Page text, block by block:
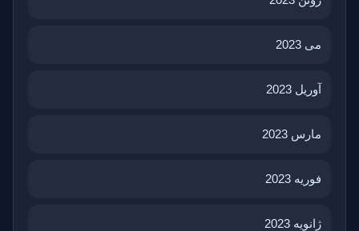
می 2023
آوریل 2023
مارس 2023
فوریه 2023
ژانویه 2023